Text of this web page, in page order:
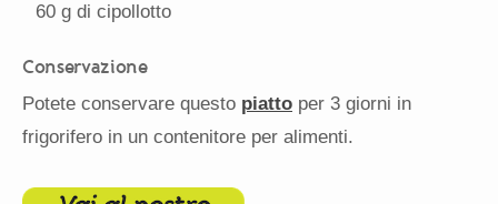
60 g di cipollotto
Conservazione
Potete conservare questo piatto per 3 giorni in
frigorifero in un contenitore per alimenti.